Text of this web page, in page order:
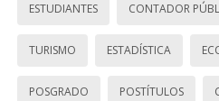
ESTUDIANTES CONTADOR
TURISMO ESTADÍSTICA
POSGRADO POSTÍTULOS